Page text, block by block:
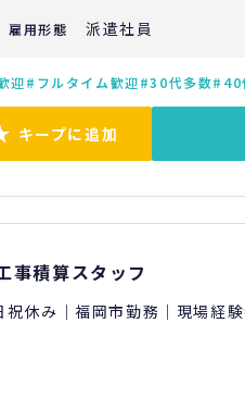
雇用形態 派遣社員
迎 フルタイム歓迎 30代多数 40
キープに追加
事積算スタッフ
祝休み｜福岡市勤務｜現場経